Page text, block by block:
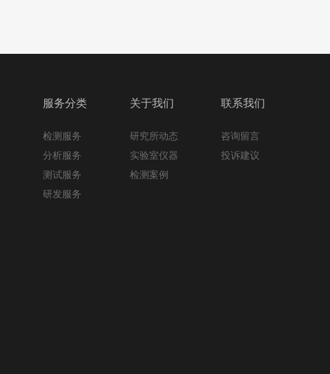
服务分类
检测服务
分析服务
测试服务
研发服务
关于我们
研究所动态
实验室仪器
检测案例
联系我们
咨询留言
投诉建议